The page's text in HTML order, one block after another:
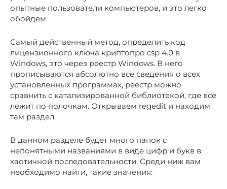
опытные пользователи компьютеров, и это легко
обойдем.
Самый действенный метод, определить код
лицензионного ключа криптопро csp 4.0 в
Windows, это через реестр Windows. В него
прописываются абсолютно все сведения о всех
установленных программах, реестр можно
сравнить с катализированной библиотекой, где все
лежит по полочкам. Открываем regedit и находим
там раздел
В данном разделе будет много папок с
непонятными названиями в виде цифр и букв в
хаотичной последовательности. Среди ниж вам
необходимо найти, такие значения: